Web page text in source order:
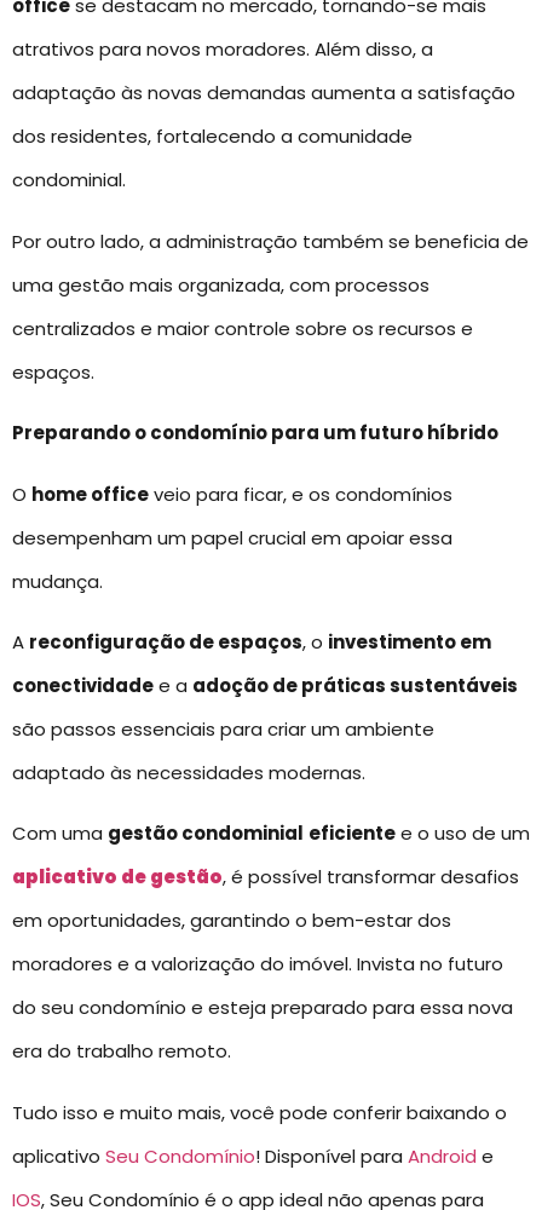
officese destacam no mercado, tornando-se mais
atrativos para novos moradores. Além disso, a
adaptação às novas demandas aumenta a satisfação
dos residentes, fortalecendo a comunidade
condominial.
Por outro lado, a administração também se beneficia de
uma gestão mais organizada, com processos
centralizados e maior controle sobre os recursos e
espaços.
Preparando o condomínio para um futuro híbrido
O home officeveio para ficar, e os condomínios
desempenham um papel crucial em apoiar essa
mudança.
A reconfiguração de espaços, o investimento em
conectividadee a adoção de práticas sustentáveis
são passos essenciais para criar um ambiente
adaptado às necessidades modernas.
Com uma gestão condominial eficientee o uso de um
aplicativo de gestão, é possível transformar desafios
em oportunidades, garantindo o bem-estar dos
moradores e a valorização do imóvel. Invista no futuro
do seu condomínio e esteja preparado para essa nova
era do trabalho remoto.
Tudo isso e muito mais, você pode conferir baixando o
aplicativo Seu Condomínio! Disponível para Android e
IOS, Seu Condomínio é o app ideal não apenas para